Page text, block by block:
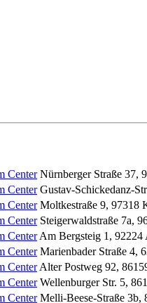
Center Nürnberger Straße 37,
Center Gustav-Schickedanz-
Center Moltkestraße 9, 97318
Center Steigerwaldstraße 7a,
Center Am Bergsteig 1 , 92224
Center Marienbader Straße 4,
Center Alter Postweg 92,
Center Wellenburger Str. 5,
Center Melli-Beese-Straße 3b,